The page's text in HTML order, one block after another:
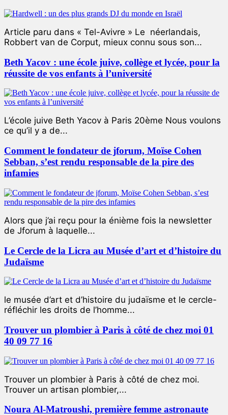
Article paru dans « Tel-Avivre » Le néerlandais,
Robbert van de Corput, mieux connu sous son...
Beth Yacov : une école juive, collège et lycée, pour la
réussite de vos enfants à l’université
L’école juive Beth Yacov à Paris 20ème Nous voulons
ce qu’il y a de...
Comment le fondateur de jforum, Moïse Cohen
Sebban, s’est rendu responsable de la pire des
infamies
Alors que j’ai reçu pour la énième fois la newsletter
de Jforum à laquelle...
Le Cercle de la Licra au Musée d’art et d’histoire du
Judaïsme
le musée d’art et d’histoire du judaïsme et le cercle-
réfléchir les droits de l’homme...
Trouver un plombier à Paris à côté de chez moi 01
40 09 77 16
Trouver un plombier à Paris à côté de chez moi.
Trouver un artisan plombier,...
Noura Al-Matroushi, première femme astronaute